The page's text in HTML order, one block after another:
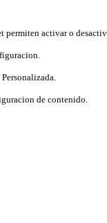
activar o
de contenido.